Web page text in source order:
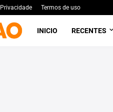
Termos de uso
INICIO RECENTES